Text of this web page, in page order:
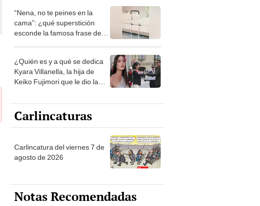
“Nena, no te peines en la
cama”: ¿qué superstición
esconde la famosa frase de
¿Quién es y a qué se dedica
Kyara Villanella, la hija de
Keiko Fujimori que le dio la
Carlincaturas
Carlincatura del viernes 7 de
agosto de 2026
Notas Recomendadas